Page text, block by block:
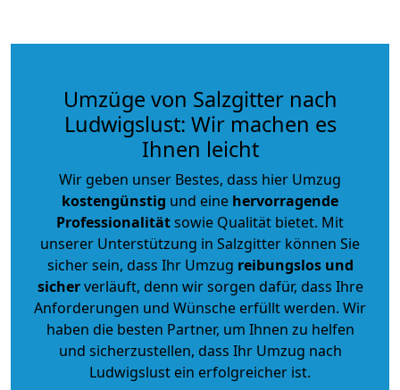
Umzüge von Salzgitter nach
Ludwigslust: Wir machen es
Ihnen leicht
Wir geben unser Bestes, dass hier Umzug
kostengünstig und eine hervorragende
Professionalitätsowie Qualität bietet. Mit
unserer Unterstützung in Salzgitter können Sie
sicher sein, dass Ihr Umzug reibungslos und
sicherverläuft, denn wir sorgen dafür, dass Ihre
Anforderungen und Wünsche erfüllt werden. Wir
haben die besten Partner, um Ihnen zu helfen
und sicherzustellen, dass Ihr Umzug nach
Ludwigslust ein erfolgreicher ist.